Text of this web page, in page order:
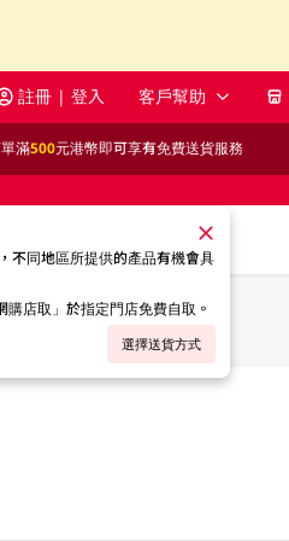
註冊 | 登入 客戶幫助
滿500元港幣即可享有免費送貨服務
不同地區所提供的產品有機會具
購店取」於指定門店免費自取。
選擇送貨方式